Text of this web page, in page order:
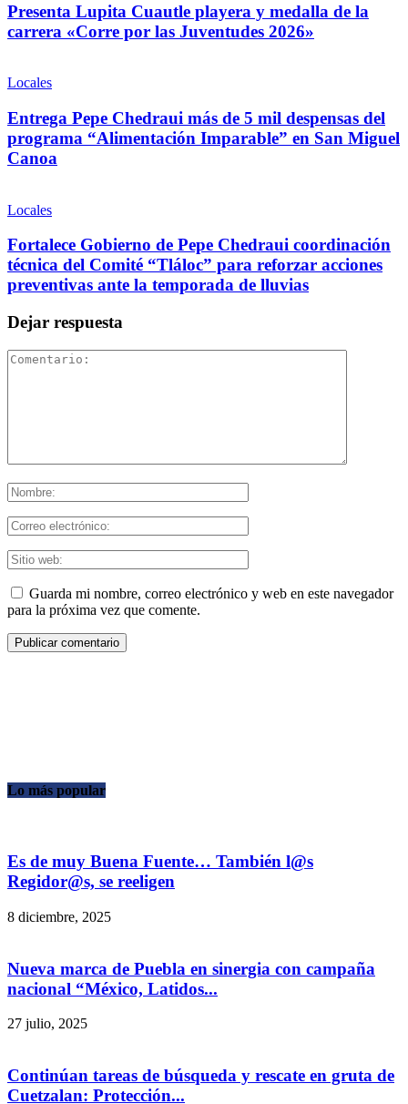
Presenta Lupita Cuautle playera y medalla de la
carrera «Corre por las Juventudes 2026»
Locales
Entrega Pepe Chedraui más de 5 mil despensas del
programa “Alimentación Imparable” en San Miguel
Canoa
Locales
Fortalece Gobierno de Pepe Chedraui coordinación
técnica del Comité “Tláloc” para reforzar acciones
preventivas ante la temporada de lluvias
Dejar respuesta
Guarda mi nombre, correo electrónico y web en este navegador
para la próxima vez que comente.
Lo más popular
Es de muy Buena Fuente… También l@s
Regidor@s, se reeligen
8 diciembre, 2025
Nueva marca de Puebla en sinergia con campaña
nacional “México, Latidos...
27 julio, 2025
Continúan tareas de búsqueda y rescate en gruta de
Cuetzalan: Protección...